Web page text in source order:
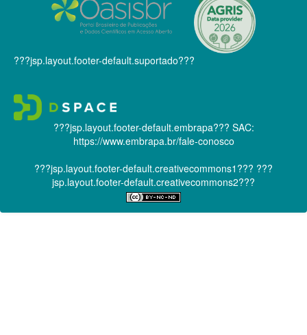
???jsp.layout.footer-default.suportado???
???jsp.layout.footer-default.embrapa??? SAC:
https://www.embrapa.br/fale-conosco
???jsp.layout.footer-default.creativecommons1??? ???
jsp.layout.footer-default.creativecommons2???